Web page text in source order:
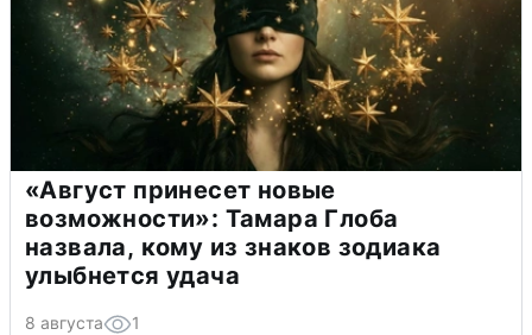
«Август принесет новые
возможности»: Тамара Глоба
назвала, кому из знаков зодиака
улыбнется удача
8 августа 1